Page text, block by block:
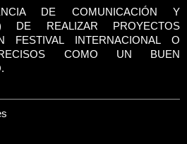
DE COMUNICACIÓN Y
DE REALIZAR PROYECTOS
FESTIVAL INTERNACIONAL O
COMO UN BUEN